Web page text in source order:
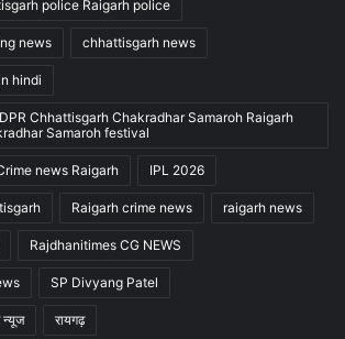
police Raigarh police
news chhattisgarh news
hindi
Chhattisgarh Chakradhar Samaroh Raigarh
Samaroh festival
news Raigarh IPL 2026
Raigarh crime news raigarh news
Rajdhanitimes CG NEWS
SP Divyang Patel
न्यूज रायगढ़